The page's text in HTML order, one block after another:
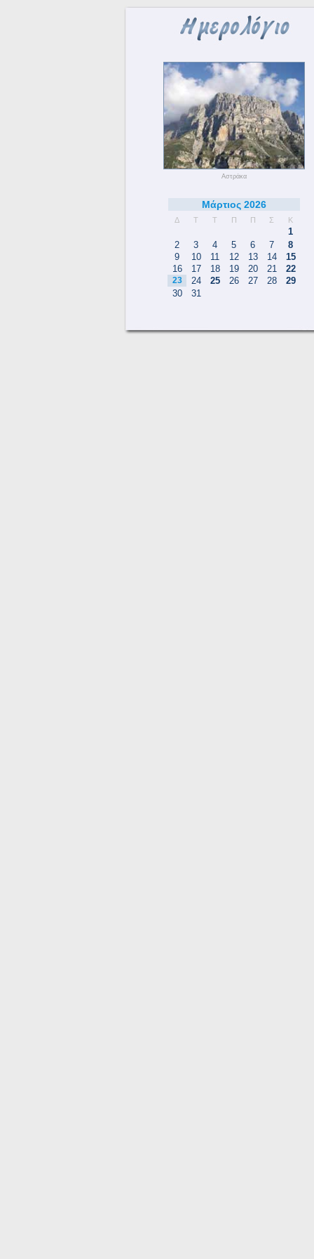
Αστράκα
Μάρτιος 2026
Δ Τ Τ Π Π Σ Κ
1
2
3 4 5 6 7
8
9
10 11 12 13 14
15
16
17 18 19 20 21 22
23 24 25 26 27 28
29
30
31